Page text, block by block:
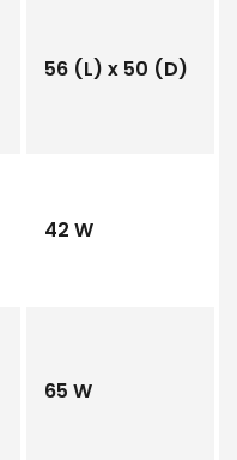
56 (L) x 50 (D)
42 W
65 W